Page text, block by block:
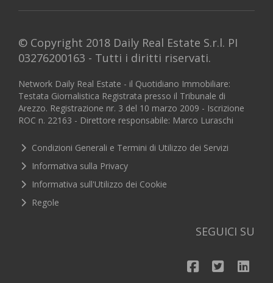
© Copyright 2018 Daily Real Estate S.r.l. PI
03276200163 - Tutti i diritti riservati.
Network Daily Real Estate - il Quotidiano Immobiliare:
Testata Giornalistica Registrata presso il Tribunale di
Arezzo. Registrazione nr. 3 del 10 marzo 2009 - Iscrizione
ROC n. 22163 - Direttore responsabile: Marco Luraschi
Condizioni Generali e Termini di Utilizzo dei Servizi
Informativa sulla Privacy
Informativa sull'Utilizzo dei Cookie
Regole
SEGUICI SU